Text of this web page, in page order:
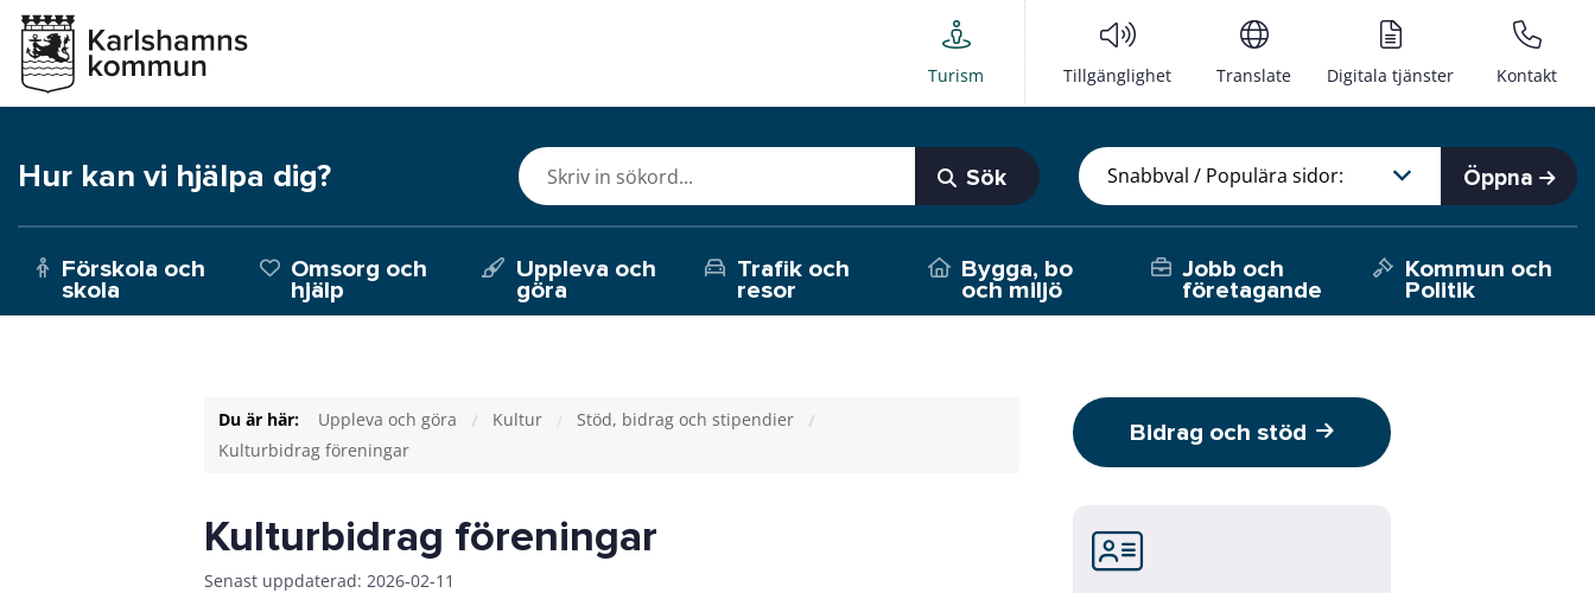
Turism Tillgänglighet Translate Digitala tjänster Kontakt
Hur kan vi hjälpa dig? Sök Öppna
Förskola och
skola
Omsorg och
hjälp
Uppleva och
göra
Trafik och
resor
Bygga, bo
och miljö
Jobb och
företagande
Kommun och
Politik
Du är här: Uppleva och göra Kultur
Stöd, bidrag och stipendier
Kulturbidrag föreningar
Kulturbidrag föreningar
Senast uppdaterad: 2026-02-11
Bidrag och stöd